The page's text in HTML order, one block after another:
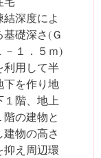
結深度によ
基礎深さ(Ｇ
－１．５ｍ)
利用して半
下を作り地
１階、地上
階の建物と
建物の高さ
抑え周辺環